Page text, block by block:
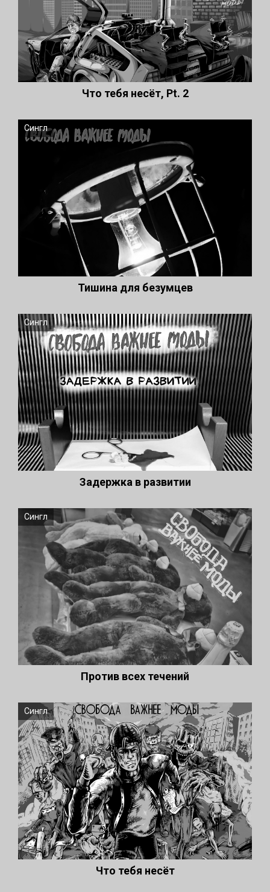
Что тебя несёт, Pt. 2
Сингл
Тишина для безумцев
Сингл
Задержка в развитии
Сингл
Против всех течений
Сингл
Что тебя несёт